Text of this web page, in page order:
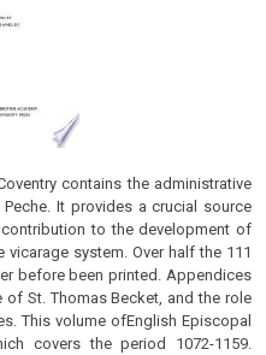
contains the administrative
It provides a crucial source
to the development of
system. Over half the 111
before been printed. Appendices
St. Thomas Becket, and the role
This volume ofEnglish Episcopal
covers the period 1072-1159.